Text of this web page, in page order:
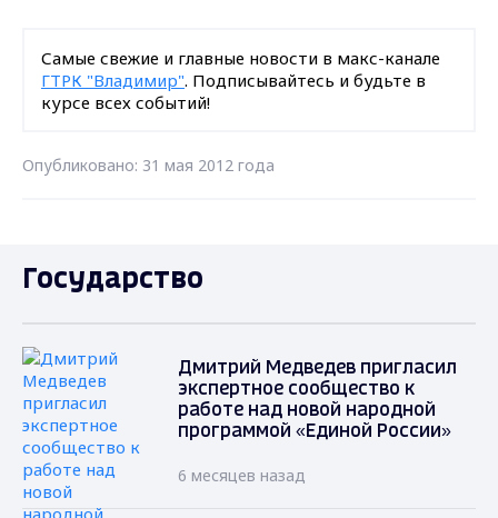
Самые свежие и главные новости в макс-канале
ГТРК "Владимир". Подписывайтесь и будьте в
курсе всех событий!
Опубликовано: 31 мая 2012 года
Государство
Дмитрий Медведев пригласил
экспертное сообщество к
работе над новой народной
программой «Единой России»
6 месяцев назад